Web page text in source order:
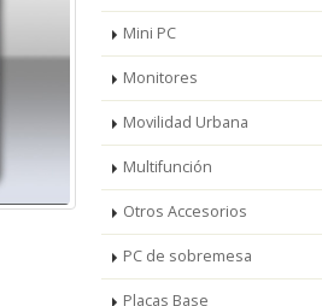
Mini PC
Monitores
Movilidad Urbana
Multifunción
Otros Accesorios
PC de sobremesa
Placas Base